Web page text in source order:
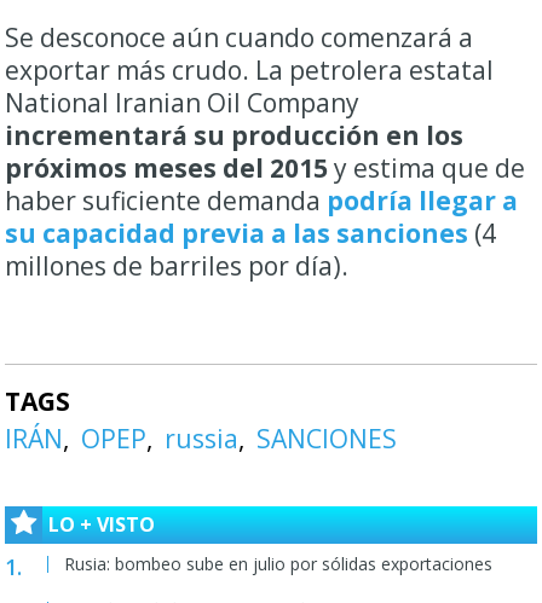
Se desconoce aún cuando comenzará a
exportar más crudo. La petrolera estatal
National Iranian Oil Company
incrementará su producción en los
próximos meses del 2015y estima que de
haber suficiente demanda podría llegar a
su capacidad previa a las sanciones (4
millones de barriles por día).
TAGS
IRÁN
OPEP russia SANCIONES
LO + VISTO
Rusia: bombeo sube en julio por sólidas exportaciones